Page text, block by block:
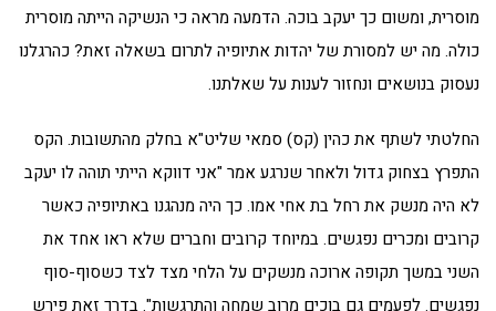
מוסרית, ומשום כך יעקב בוכה. הדמעה מראה כי הנשיקה הייתה מוסרית
כולה. מה יש למסורת של יהדות אתיופיה לתרום בשאלה זאת? כהרגלנו
נעסוק בנושאים ונחזור לענות על שאלתנו.
החלטתי לשתף את כהין (קס) סמאי שליט"א בחלק מהתשובות. הקס
התפרץ בצחוק גדול ולאחר שנרגע אמר "אני דווקא הייתי תוהה לו יעקב
לא היה מנשק את רחל בת אחי אמו. כך היה מנהגנו באתיופיה כאשר
קרובים ומכרים נפגשים. במיוחד קרובים וחברים שלא ראו אחד את
השני במשך תקופה ארוכה מנשקים על הלחי מצד לצד כשסוף-סוף
נפגשים. לפעמים גם בוכים מרוב שמחה והתרגשות". בדרך זאת פירש